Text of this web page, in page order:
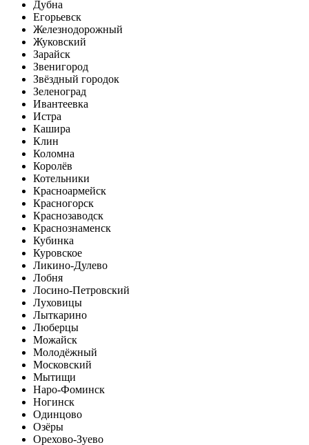
Дубна
Егорьевск
Железнодорожный
Жуковский
Зарайск
Звенигород
Звёздный городок
Зеленоград
Ивантеевка
Истра
Кашира
Клин
Коломна
Королёв
Котельники
Красноармейск
Красногорск
Краснозаводск
Краснознаменск
Кубинка
Куровское
Ликино-Дулево
Лобня
Лосино-Петровский
Луховицы
Лыткарино
Люберцы
Можайск
Молодёжный
Московский
Мытищи
Наро-Фоминск
Ногинск
Одинцово
Озёры
Орехово-Зуево